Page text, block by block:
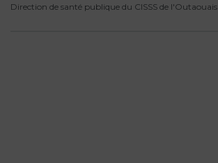
Direction de santé publique du CISSS de l'Outaouais